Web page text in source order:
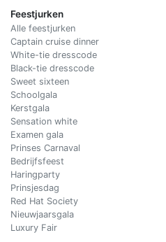
Feestjurken
Alle feestjurken
Captain cruise dinner
White-tie dresscode
Black-tie dresscode
Sweet sixteen
Schoolgala
Kerstgala
Sensation white
Examen gala
Prinses Carnaval
Bedrijfsfeest
Haringparty
Prinsjesdag
Red Hat Society
Nieuwjaarsgala
Luxury Fair